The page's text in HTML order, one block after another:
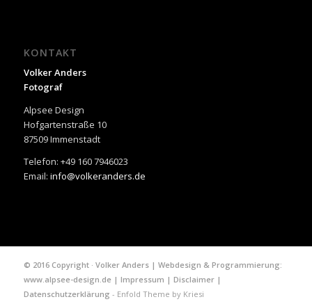
KONTAKT
Volker Anders
Fotograf
Alpsee Design
Hofgartenstraße 10
87509 Immenstadt
Telefon: +49 160 7946023
Email: info@volkeranders.de
© 2016 Copyright · Volker Anders | Webdesign & Programmierung:
www.alpsee-design.de| Impressum | Disclaimer|
Datenschutzerklärung - Enfold Theme by Kriesi